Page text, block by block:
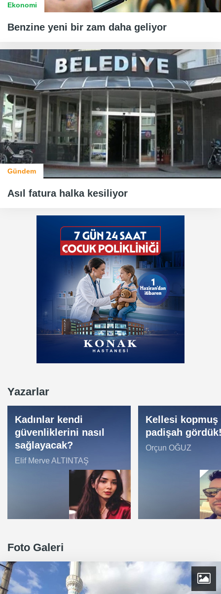
Ekonomi
Benzine yeni bir zam daha geliyor
Gündem
Asıl fatura halka kesiliyor
Yazarlar
Kadınlar kendi
güvenliklerini nasıl
sağlayacak?
Elif Merve ALTINTAŞ
Kellesi kopmuş
padişah
Orçun OĞUZ
Foto Galeri